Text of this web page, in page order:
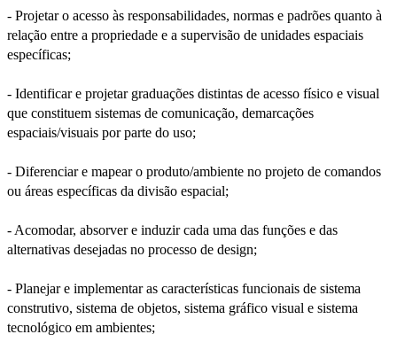
- Projetar o acesso às responsabilidades, normas e padrões quanto à
relação entre a propriedade e a supervisão de unidades espaciais
específicas;
- Identificar e projetar graduações distintas de acesso físico e visual
que constituem sistemas de comunicação, demarcações
espaciais/visuais por parte do uso;
- Diferenciar e mapear o produto/ambiente no projeto de comandos
ou áreas específicas da divisão espacial;
- Acomodar, absorver e induzir cada uma das funções e das
alternativas desejadas no processo de design;
- Planejar e implementar as características funcionais de sistema
construtivo, sistema de objetos, sistema gráfico visual e sistema
tecnológico em ambientes;